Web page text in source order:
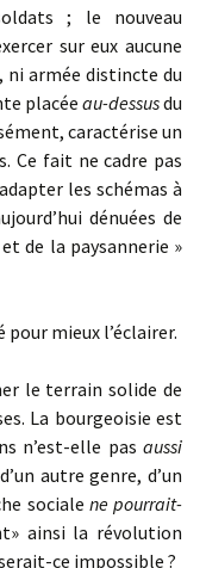
; le nouveau
sur eux aucune
ni armée distincte du
placée au-dessusdu
caractérise un
Ce fait ne cadre pas
les schémas à
dénuées de
de la paysannerie »
mieux l’éclairer.
le terrain solide de
La bourgeoisie est
n’est-elle pas aussi
autre genre, d’un
sociale ne pourrait-
ainsi la révolution
ce impossible ?